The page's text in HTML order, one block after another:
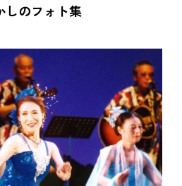
しのフォト集